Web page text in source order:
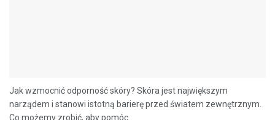
Jak wzmocnić odporność skóry? Skóra jest największym
narządem i stanowi istotną barierę przed światem zewnętrznym.
Co możemy zrobić, aby pomóc...